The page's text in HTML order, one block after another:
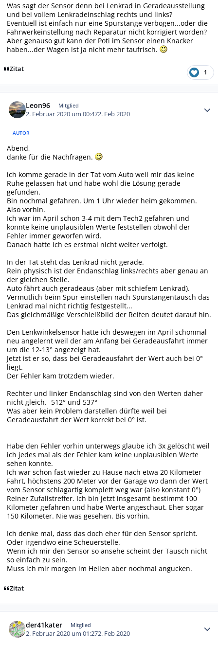
Was sagt der Sensor denn bei Lenkrad in Geradeausstellung
und bei vollem Lenkradeinschlag rechts und links?
Eventuell ist einfach nur eine Spurstange verbogen...oder die
Fahrwerkeinstellung nach Reparatur nicht korrigiert worden?
Aber genauso gut kann der Poti im Sensor einen Knacker
haben...der Wagen ist ja nicht mehr taufrisch.
Zitat 1
Leon96 Mitglied
2. Februar 2020 um 00:472. Feb 2020
AUTOR
Abend,
danke für die Nachfragen.
ich komme gerade in der Tat vom Auto weil mir das keine
Ruhe gelassen hat und habe wohl die Lösung gerade
gefunden.
Bin nochmal gefahren. Um 1 Uhr wieder heim gekommen.
Also vorhin.
Ich war im April schon 3-4 mit dem Tech2 gefahren und
konnte keine unplausiblen Werte feststellen obwohl der
Fehler immer geworfen wird.
Danach hatte ich es erstmal nicht weiter verfolgt.
In der Tat steht das Lenkrad nicht gerade.
Rein physisch ist der Endanschlag links/rechts aber genau an
der gleichen Stelle.
Auto fährt auch geradeaus (aber mit schiefem Lenkrad).
Vermutlich beim Spur einstellen nach Spurstangentausch das
Lenkrad mal nicht richtig festgestellt...
Das gleichmäßige Verschleißbild der Reifen deutet darauf hin.
Den Lenkwinkelsensor hatte ich deswegen im April schonmal
neu angelernt weil der am Anfang bei Geradeausfahrt immer
um die 12-13° angezeigt hat.
Jetzt ist er so, dass bei Geradeausfahrt der Wert auch bei 0°
liegt.
Der Fehler kam trotzdem wieder.
Rechter und linker Endanschlag sind von den Werten daher
nicht gleich. -512° und 537°
Was aber kein Problem darstellen dürfte weil bei
Geradeausfahrt der Wert korrekt bei 0° ist.
Habe den Fehler vorhin unterwegs glaube ich 3x gelöscht weil
ich jedes mal als der Fehler kam keine unplausiblen Werte
sehen konnte.
Ich war schon fast wieder zu Hause nach etwa 20 Kilometer
Fahrt, höchstens 200 Meter vor der Garage wo dann der Wert
vom Sensor schlagartig komplett weg war (also konstant 0°)
Reiner Zufallstreffer. Ich bin jetzt insgesamt bestimmt 100
Kilometer gefahren und habe Werte angeschaut. Eher sogar
150 Kilometer. Nie was gesehen. Bis vorhin.
Ich denke mal, dass das doch eher für den Sensor spricht.
Oder irgendwo eine Scheuerstelle.
Wenn ich mir den Sensor so ansehe scheint der Tausch nicht
so einfach zu sein.
Muss ich mir morgen im Hellen aber nochmal angucken.
Zitat
der41kater Mitglied
2. Februar 2020 um 01:272. Feb 2020